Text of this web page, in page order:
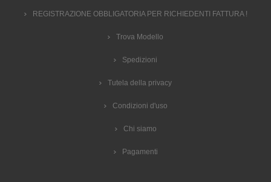
REGISTRAZIONE OBBLIGATORIA PER RICHIEDENTI FATTURA !
Trova Modello
Spedizioni
Tutela della privacy
Condizioni d'uso
Chi siamo
Pagamenti